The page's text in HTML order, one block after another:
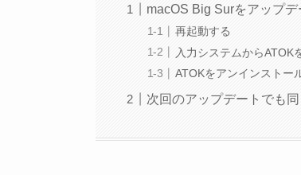
macOS Big Surをアップ
再起動する
入力システムからATOK
ATOKをアンインストー
次回のアップデートでも